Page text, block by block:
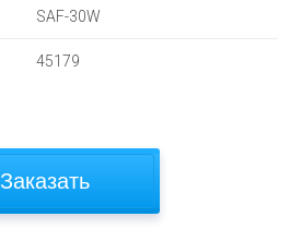
SAF-30W
45179
Заказать